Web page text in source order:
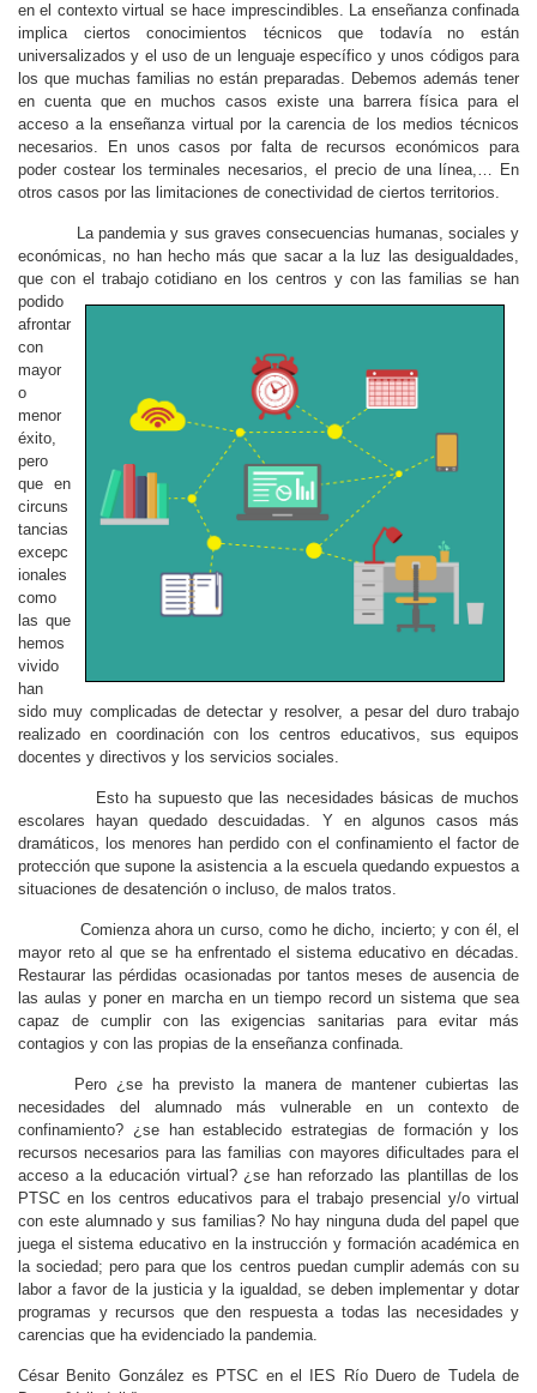
en el contexto virtual se hace imprescindibles. La enseñanza confinada
implica ciertos conocimientos técnicos que todavía no están
universalizados y el uso de un lenguaje específico y unos códigos para
los que muchas familias no están preparadas. Debemos además tener
en cuenta que en muchos casos existe una barrera física para el
acceso a la enseñanza virtual por la carencia de los medios técnicos
necesarios. En unos casos por falta de recursos económicos para
poder costear los terminales necesarios, el precio de una línea,… En
otros casos por las limitaciones de conectividad de ciertos territorios.
La pandemia y sus graves consecuencias humanas, sociales y
económicas, no han hecho más que sacar a la luz las desigualdades,
que con el trabajo cotidiano en los centros y con las familias se han
podido
afrontar
con
mayor
o
menor
éxito,
pero
que en
circuns
tancias
excepc
ionales
como
las que
hemos
vivido
han
sido muy complicadas de detectar y resolver, a pesar del duro trabajo
realizado en coordinación con los centros educativos, sus equipos
docentes y directivos y los servicios sociales.
Esto ha supuesto que las necesidades básicas de muchos
escolares hayan quedado descuidadas. Y en algunos casos más
dramáticos, los menores han perdido con el confinamiento el factor de
protección que supone la asistencia a la escuela quedando expuestos a
situaciones de desatención o incluso, de malos tratos.
Comienza ahora un curso, como he dicho, incierto; y con él, el
mayor reto al que se ha enfrentado el sistema educativo en décadas.
Restaurar las pérdidas ocasionadas por tantos meses de ausencia de
las aulas y poner en marcha en un tiempo record un sistema que sea
capaz de cumplir con las exigencias sanitarias para evitar más
contagios y con las propias de la enseñanza confinada.
Pero ¿se ha previsto la manera de mantener cubiertas las
necesidades del alumnado más vulnerable en un contexto de
confinamiento? ¿se han establecido estrategias de formación y los
recursos necesarios para las familias con mayores dificultades para el
acceso a la educación virtual? ¿se han reforzado las plantillas de los
PTSC en los centros educativos para el trabajo presencial y/o virtual
con este alumnado y sus familias? No hay ninguna duda del papel que
juega el sistema educativo en la instrucción y formación académica en
la sociedad; pero para que los centros puedan cumplir además con su
labor a favor de la justicia y la igualdad, se deben implementar y dotar
programas y recursos que den respuesta a todas las necesidades y
carencias que ha evidenciado la pandemia.
César Benito González es PTSC en el IES Río Duero de Tudela de